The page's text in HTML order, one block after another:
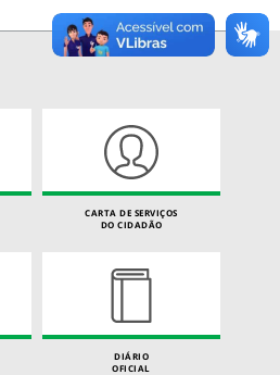
CARTA DE SERVIÇOS
DO CIDADÃO
DIÁRIO
OFICIAL